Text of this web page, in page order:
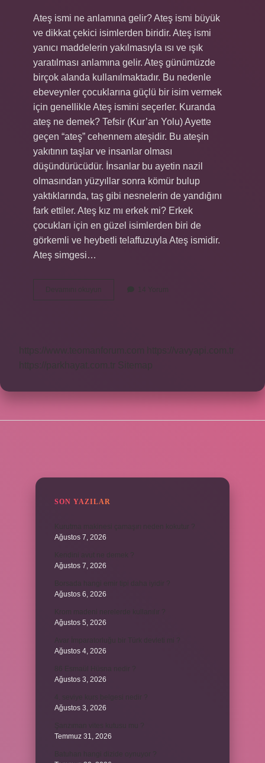
Ateş ismi ne anlamına gelir? Ateş ismi büyük
ve dikkat çekici isimlerden biridir. Ateş ismi
yanıcı maddelerin yakılmasıyla ısı ve ışık
yaratılması anlamına gelir. Ateş günümüzde
birçok alanda kullanılmaktadır. Bu nedenle
ebeveynler çocuklarına güçlü bir isim vermek
için genellikle Ateş ismini seçerler. Kuranda
ateş ne demek? Tefsir (Kur’an Yolu) Ayette
geçen “ateş” cehennem ateşidir. Bu ateşin
yakıtının taşlar ve insanlar olması
düşündürücüdür. İnsanlar bu ayetin nazil
olmasından yüzyıllar sonra kömür bulup
yaktıklarında, taş gibi nesnelerin de yandığını
fark ettiler. Ateş kız mı erkek mi? Erkek
çocukları için en güzel isimlerden biri de
görkemli ve heybetli telaffuzuyla Ateş ismidir.
Ateş simgesi…
Devamını okuyun
Ismi
14 Yorum
https://www.teomanforum.com
https://vavyapi.com.tr
https://parkhayat.com.tr
Sitemap
SON YAZILAR
Ağustos 7, 2026
Ağustos 7, 2026
Ağustos 6, 2026
Ağustos 5, 2026
Ağustos 4, 2026
Ağustos 3, 2026
Ağustos 3, 2026
Temmuz 31, 2026